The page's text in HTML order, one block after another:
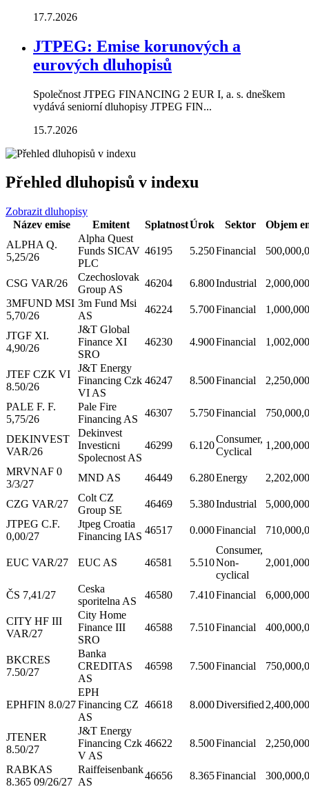
17.7.2026
JTPEG: Emise korunových a
eurových dluhopisů
Společnost JTPEG FINANCING 2 EUR I, a. s. dneškem
vydává seniorní dluhopisy JTPEG FIN...
15.7.2026
Přehled dluhopisů v indexu
Zobrazit dluhopisy
Název emise
Emitent SplatnostÚrok Sektor
Objem
ALPHA Q.
5,25/26
Alpha Quest
Funds SICAV
PLC
46195 5.250Financial
CSG VAR/26
Czechoslovak
Group AS
46204 6.800Industrial
3MFUND MSI
5,70/26
3m Fund Msi
AS
46224 5.700Financial
JTGF XI.
4,90/26
J&T Global
Finance XI
SRO
46230 4.900Financial
JTEF CZK VI
8.50/26
J&T Energy
Financing Czk
VI AS
46247 8.500Financial
PALE F. F.
5,75/26
Pale Fire
Financing AS
46307 5.750Financial
DEKINVEST
VAR/26
Dekinvest
Investicni
Spolecnost AS
46299 6.120
Consumer,
Cyclical
MRVNAF 0
3/3/27
MND AS 46449 6.280Energy
CZG VAR/27
Colt CZ
Group SE
46469 5.380Industrial
JTPEG C.F.
0,00/27
Jtpeg Croatia
Financing IAS
46517 0.000Financial
EUC VAR/27 EUC AS 46581 5.510
Consumer,
Non-
cyclical
ČS 7,41/27
Ceska
sporitelna AS
46580 7.410Financial
CITY HF III
VAR/27
City Home
Finance III
SRO
46588 7.510Financial
BKCRES
7.50/27
Banka
CREDITAS
AS
46598 7.500Financial
EPHFIN 8.0/27
EPH
Financing CZ
AS
46618 8.000Diversified
JTENER
8.50/27
J&T Energy
Financing Czk
V AS
46622 8.500Financial
RABKAS
8.365 09/26/27
Raiffeisenbank
AS
46656 8.365Financial